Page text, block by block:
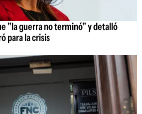
"la guerra no terminó" y detalló
para la crisis